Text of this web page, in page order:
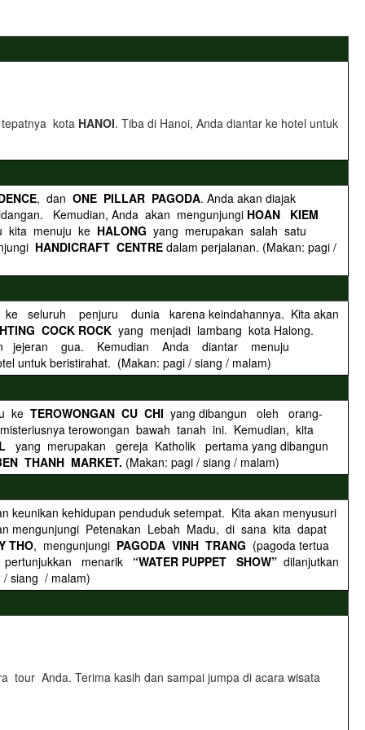
tepatnya kota HANOI. Tiba di Hanoi, Anda diantar ke hotel untuk
, dan ONE PILLAR PAGODA. Anda akan diajak
Kemudian, Anda akan mengunjungi HOAN KIEM
kita menuju ke HALONG yang merupakan salah satu
HANDICRAFT CENTRE dalam perjalanan. (Makan: pagi /
seluruh penjuru dunia karena keindahannya. Kita akan
COCK ROCK yang menjadi lambang kota Halong.
jejeran gua. Kemudian Anda diantar menuju
untuk beristirahat. (Makan: pagi / siang / malam)
ke TEROWONGAN CU CHI yang dibangun oleh orang-
terowongan bawah tanah ini. Kemudian, kita
yang merupakan gereja Katholik pertama yang dibangun
THANH MARKET. (Makan: pagi / siang / malam)
keunikan kehidupan penduduk setempat. Kita akan menyusuri
mengunjungi Petenakan Lebah Madu, di sana kita dapat
THO, mengunjungi PAGODA VINH TRANG (pagoda tertua
menarik “WATER PUPPET SHOW” dilanjutkan
siang / malam)
tour Anda. Terima kasih dan sampai jumpa di acara wisata